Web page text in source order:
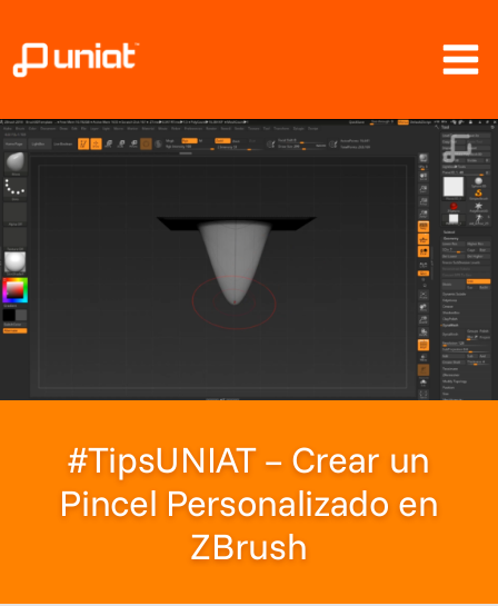
contenido
#TipsUNIAT – Crear un
Pincel Personalizado en
ZBrush